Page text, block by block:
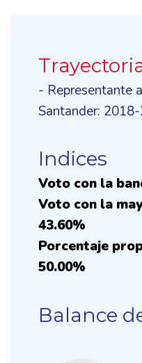
- Representante
Santander:
Indices
Voto con la
Voto con la
43.60%
Porcentaje
50.00%
Balance